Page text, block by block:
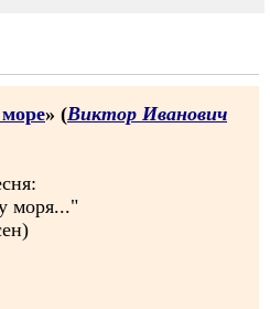
» (Виктор Иванович
моря..."